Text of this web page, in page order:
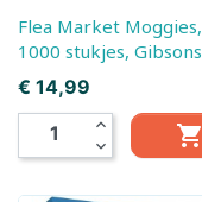
Flea Market Moggies,
1000 stukjes, Gibsons
Prijs
€ 14,99
expand_less
expand_more
